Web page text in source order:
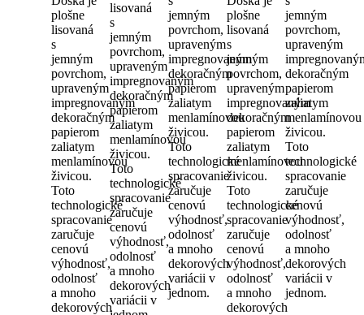
plošne
lisovaná
s
jemným
povrchom,
upraveným
impregnovaným
dekoračným
papierom
zaliatym
menlamínovou
živicou.
Toto
technologické
spracovanie
zaručuje
cenovú
výhodnosť,
odolnosť
a mnoho
dekorových
lisovaná
s
jemným
povrchom,
upraveným
impregnovaným
dekoračným
papierom
zaliatym
menlamínovou
živicou.
Toto
technologické
spracovanie
zaručuje
cenovú
výhodnosť,
odolnosť
a mnoho
dekorových
variácii v
jemným
povrchom,
upraveným
impregnovaným
dekoračným
papierom
zaliatym
menlamínovou
živicou.
Toto
technologické
spracovanie
zaručuje
cenovú
výhodnosť,
odolnosť
a mnoho
dekorových
variácii v
jednom.
plošne
lisovaná
s
jemným
povrchom,
upraveným
impregnovaným
dekoračným
papierom
zaliatym
menlamínovou
živicou.
Toto
technologické
spracovanie
zaručuje
cenovú
výhodnosť,
odolnosť
a mnoho
dekorových
jemným
povrchom,
upraveným
dekoračným
papierom
zaliatym
menlamínovou
živicou.
Toto
technologické
spracovanie
zaručuje
cenovú
výhodnosť,
odolnosť
a mnoho
dekorových
variácii v
jednom.